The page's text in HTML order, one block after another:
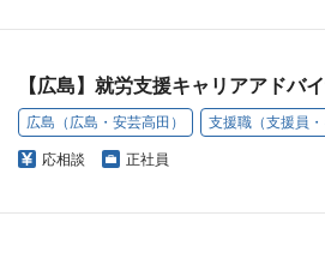
【広島】就労支援キャリアアドバ
広島（広島・安芸高田） 支援職（支援員
応相談 正社員